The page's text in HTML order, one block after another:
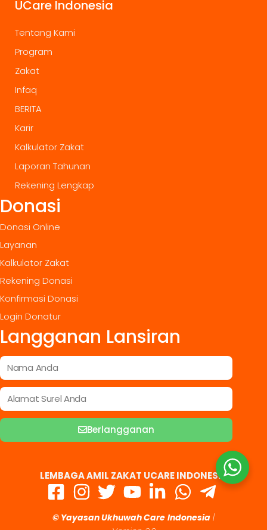
UCare Indonesia
Tentang Kami
Program
Zakat
Infaq
BERITA
Karir
Kalkulator Zakat
Laporan Tahunan
Rekening Lengkap
Donasi
Donasi Online
Layanan
Kalkulator Zakat
Rekening Donasi
Konfirmasi Donasi
Login Donatur
Langganan Lansiran
Berlangganan
LEMBAGA AMIL ZAKAT UCARE INDONESIA
© Yayasan Ukhuwah Care Indonesia |